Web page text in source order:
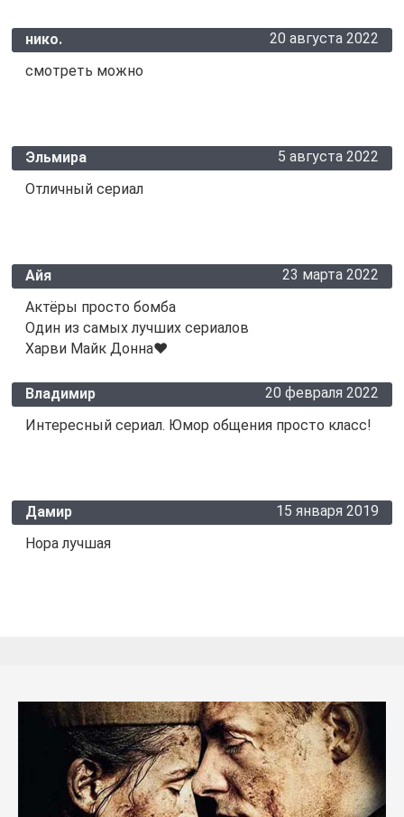
нико.
20 августа 2022
смотреть можно
Эльмира
5 августа 2022
Отличный сериал
Айя
23 марта 2022
Актёры просто бомба
Один из самых лучших сериалов
Харви Майк Донна❤️
Владимир
20 февраля 2022
Интересный сериал. Юмор общения просто класс!
Дамир
15 января 2019
Нора лучшая